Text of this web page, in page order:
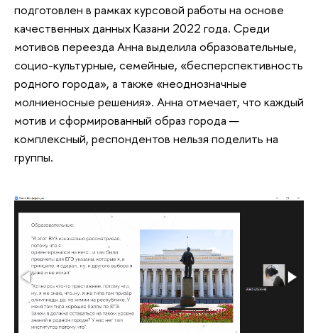
подготовлен в рамках курсовой работы на основе
качественных данных Казани 2022 года. Среди
мотивов переезда Анна выделила образовательные,
социо-культурные, семейные, «бесперспективность
родного города», а также «неоднозначные
молниеносные решения». Анна отмечает, что каждый
мотив и сформированный образ города —
комплексный, респондентов нельзя поделить на
группы.